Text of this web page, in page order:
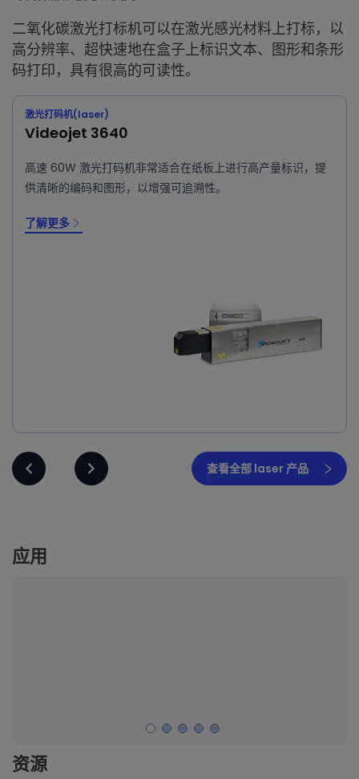
二氧化碳激光打标机可以在激光感光材料上打标，以
高分辨率、超快速地在盒子上标识文本、图形和条形
码打印，具有很高的可读性。
激光打码机(laser)
Videojet 3640
高速 60W 激光打码机非常适合在纸板上进行高产量标识，提
供清晰的编码和图形，以增强可追溯性。
了解更多
查看全部 laser 产品
应用
资源